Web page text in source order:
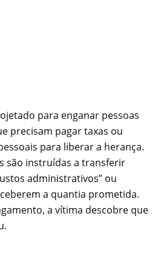
para enganar pessoas
precisam pagar taxas ou
para liberar a herança.
são instruídas a transferir
administrativos” ou
a quantia prometida.
a vítima descobre que